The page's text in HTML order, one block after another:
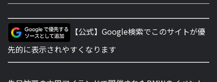
【公式】Google検索でこのサイトが優
先的に表示されやすくなります